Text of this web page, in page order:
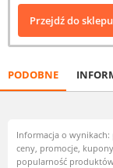
Przejdź do
PODOBNE
Informacja o
ceny, promocje,
popularność